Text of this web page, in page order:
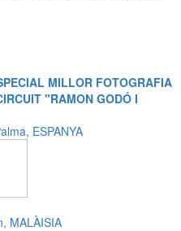
MILLOR FOTOGRAFIA
"RAMON GODÓ I
ESPANYA
MALÀISIA